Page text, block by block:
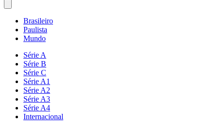
Brasileiro
Paulista
Mundo
Série A
Série B
Série C
Série A1
Série A2
Série A3
Série A4
Internacional